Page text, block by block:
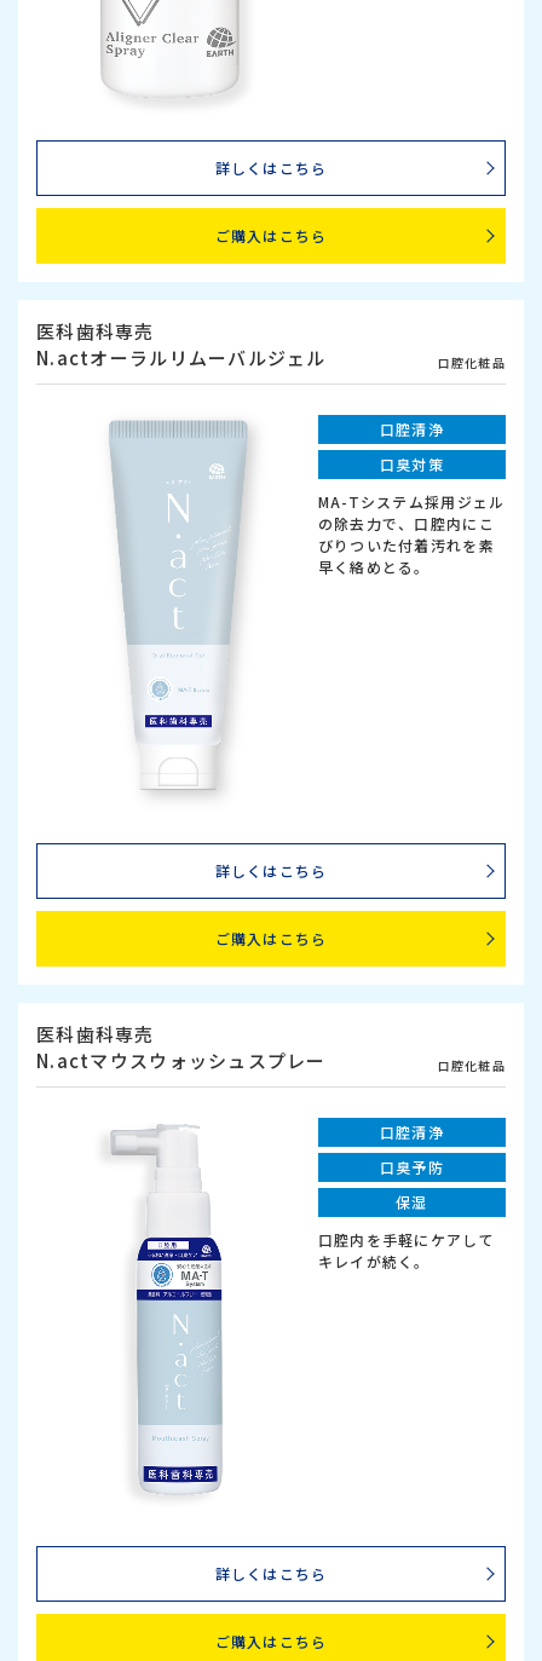
詳しくはこちら
ご購入はこちら
医科歯科専売
N.actオーラルリムーバルジェル
口腔化粧品
口腔清浄
口臭対策
MA-Tシステム採用ジェル
の除去力で、口腔内にこ
びりついた付着汚れを素
早く絡めとる。
詳しくはこちら
ご購入はこちら
医科歯科専売
N.actマウスウォッシュスプレー
口腔化粧品
口腔清浄
口臭予防
保湿
口腔内を手軽にケアして
キレイが続く。
詳しくはこちら
ご購入はこちら